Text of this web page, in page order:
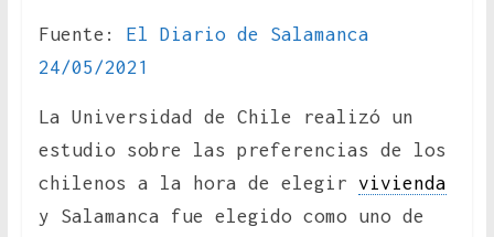
Fuente: El Diario de Salamanca
24/05/2021
La Universidad de Chile realizó un
estudio sobre las preferencias de los
chilenos a la hora de elegir vivienda
y Salamanca fue elegido como uno de